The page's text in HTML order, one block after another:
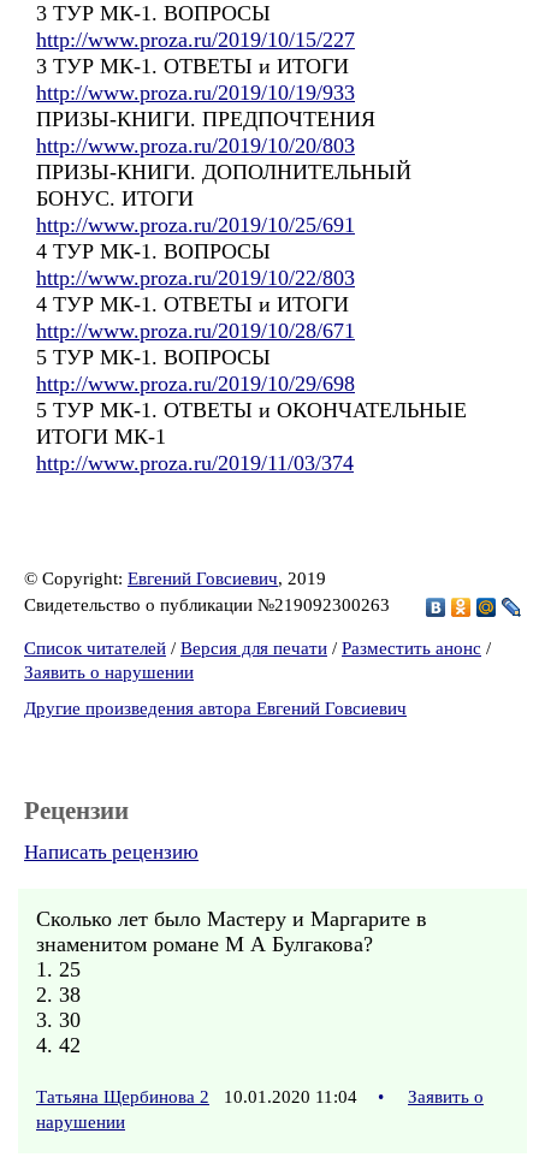
3 ТУР МК-1. ВОПРОСЫ
http://www.proza.ru/2019/10/15/227
3 ТУР МК-1. ОТВЕТЫ и ИТОГИ
http://www.proza.ru/2019/10/19/933
ПРИЗЫ-КНИГИ. ПРЕДПОЧТЕНИЯ
http://www.proza.ru/2019/10/20/803
ПРИЗЫ-КНИГИ. ДОПОЛНИТЕЛЬНЫЙ
БОНУС. ИТОГИ
http://www.proza.ru/2019/10/25/691
4 ТУР МК-1. ВОПРОСЫ
http://www.proza.ru/2019/10/22/803
4 ТУР МК-1. ОТВЕТЫ и ИТОГИ
http://www.proza.ru/2019/10/28/671
5 ТУР МК-1. ВОПРОСЫ
http://www.proza.ru/2019/10/29/698
5 ТУР МК-1. ОТВЕТЫ и ОКОНЧАТЕЛЬНЫЕ
ИТОГИ МК-1
http://www.proza.ru/2019/11/03/374
© Copyright: Евгений Говсиевич, 2019
Свидетельство о публикации №219092300263
Список читателей / Версия для печати / Разместить анонс /
Заявить о нарушении
Другие произведения автора Евгений Говсиевич
Рецензии
Написать рецензию
Сколько лет было Мастеру и Маргарите в
знаменитом романе М А Булгакова?
1. 25
2. 38
3. 30
4. 42
Татьяна Щербинова 2 10.01.2020 11:04 •
Заявить о
нарушении